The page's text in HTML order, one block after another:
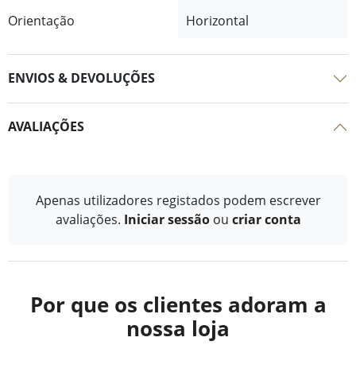
Orientação Horizontal
ENVIOS & DEVOLUÇÕES
AVALIAÇÕES
Apenas utilizadores registados podem escrever
avaliações. Iniciar sessão ou criar conta
Por que os clientes adoram a
nossa loja